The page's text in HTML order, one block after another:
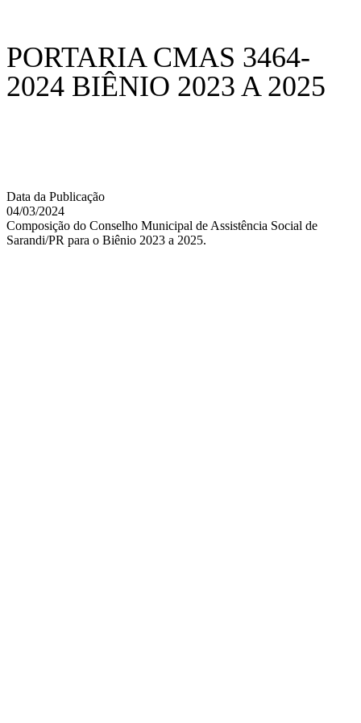
PORTARIA CMAS 3464-
2024 BIÊNIO 2023 A 2025
Data da Publicação
04/03/2024
Composição do Conselho Municipal de Assistência Social de
Sarandi/PR para o Biênio 2023 a 2025.